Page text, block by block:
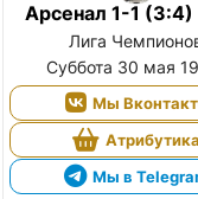
Арсенал 1-1
Лига
Суббота 30 мая
Мы
Атрибутика
Мы в